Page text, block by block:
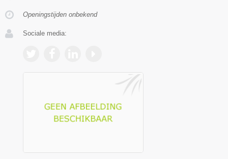
Openingstijden onbekend
Sociale media: